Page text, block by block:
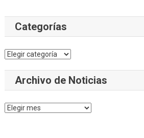
Categorías
Categorías
Archivo de Noticias
Archivo